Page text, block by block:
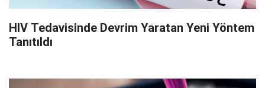
HIV Tedavisinde Devrim Yaratan Yeni Yöntem
Tanıtıldı